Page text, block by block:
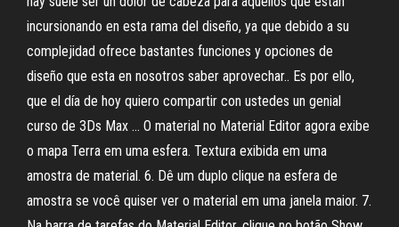
incursionando en esta rama del diseño, ya que debido a su
complejidad ofrece bastantes funciones y opciones de
diseño que esta en nosotros saber aprovechar.. Es por ello,
que el día de hoy quiero compartir con ustedes un genial
curso de 3Ds Max … O material no Material Editor agora exibe
o mapa Terra em uma esfera. Textura exibida em uma
amostra de material. 6. Dê um duplo clique na esfera de
amostra se você quiser ver o material em uma janela maior. 7.